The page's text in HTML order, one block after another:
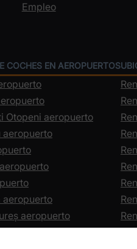
Empleo
COCHES EN AEROPUERTOS
Otopeni aeropuerto
aeropuerto
aeropuerto
aeropuerto